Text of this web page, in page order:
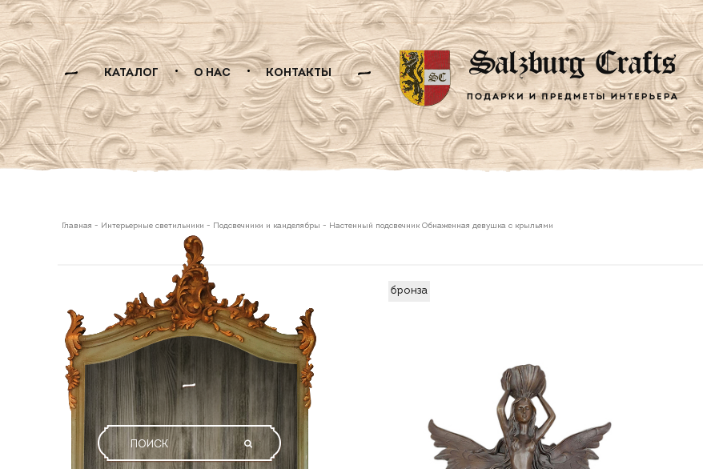
КАТАЛОГ О НАС КОНТАКТЫ
Главная - Интерьерные светильники - Подсвечники и канделябры - Настенный подсвечник Обнаженная девушка с крыльями
бронза